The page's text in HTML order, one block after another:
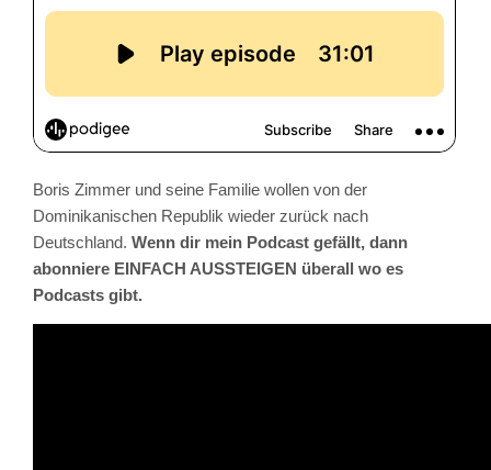
Boris Zimmer und seine Familie wollen von der
Dominikanischen Republik wieder zurück nach
Deutschland.Wenn dir mein Podcast gefällt, dann
abonniere EINFACH AUSSTEIGEN überall wo es
Podcasts gibt.